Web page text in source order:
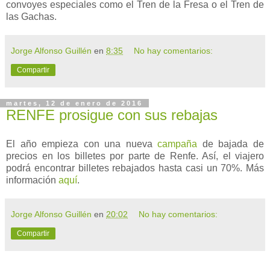
convoyes especiales como el Tren de la Fresa o el Tren de
las Gachas.
Jorge Alfonso Guillén en 8:35 No hay comentarios:
Compartir
martes, 12 de enero de 2016
RENFE prosigue con sus rebajas
El año empieza con una nuevacampaña de bajada de
precios en los billetes por parte de Renfe. Así, el viajero
podrá encontrar billetes rebajados hasta casi un 70%. Más
información aquí.
Jorge Alfonso Guillén en 20:02 No hay comentarios:
Compartir